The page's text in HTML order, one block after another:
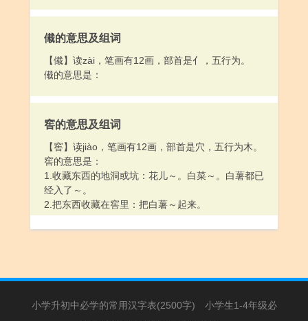
傤的意思及组词
【傤】读zài，笔画有12画，部首是亻，五行为。
傤的意思是：
窖的意思及组词
【窖】读jiào，笔画有12画，部首是穴，五行为木。
窖的意思是：
1.收藏东西的地洞或坑：花儿～。白菜～。白薯都已
经入了～。
2.把东西收藏在窖里：把白薯～起来。
小学升初中必学的常用汉字表(2500字)
小学生1-4年级必